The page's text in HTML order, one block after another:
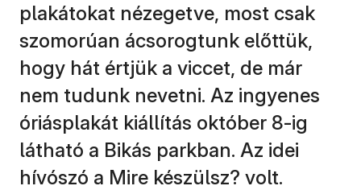
plakátokat nézegetve, most csak
szomorúan ácsorogtunk előttük,
hogy hát értjük a viccet, de már
nem tudunk nevetni. Az ingyenes
óriásplakát kiállítás október 8-ig
látható a Bikás parkban. Az idei
hívószó a Mire készülsz? volt.